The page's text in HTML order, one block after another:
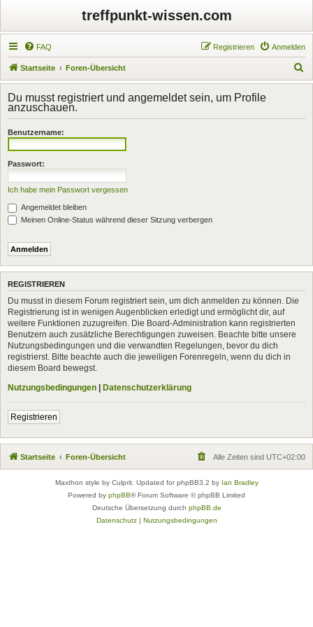
treffpunkt-wissen.com
FAQ Anmelden
Registrieren
Startseite Foren-Übersicht
u
h
Du musst registriert und angemeldet sein, um Profile
anzuschauen.
Benutzername:
Passwort:
Ich habe mein Passwort vergessen
Angemeldet bleiben
Meinen Online-Status während dieser Sitzung verbergen
REGISTRIEREN
Du musst in diesem Forum registriert sein, um dich anmelden zu können. Die
Registrierung ist in wenigen Augenblicken erledigt und ermöglicht dir, auf
weitere Funktionen zuzugreifen. Die Board-Administration kann registrierten
Benutzern auch zusätzliche Berechtigungen zuweisen. Beachte bitte unsere
Nutzungsbedingungen und die verwandten Regelungen, bevor du dich
registrierst. Bitte beachte auch die jeweiligen Forenregeln, wenn du dich in
diesem Board bewegst.
Nutzungsbedingungen | Datenschutzerklärung
Registrieren
Startseite Foren-Übersicht Alle Zeiten sind UTC+02:00
Maxthon style by Culprit. Updated for phpBB3.2 by Ian Bradley
Powered by phpBB® Forum Software © phpBB Limited
Deutsche Übersetzung durch phpBB.de
Datenschutz| Nutzungsbedingungen